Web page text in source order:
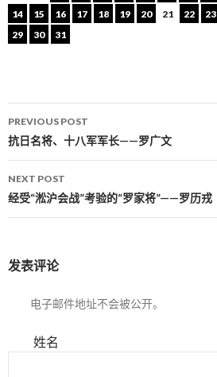
14
15 16 17 18 19 20 21 22 23
29
30 31
Post navigation
PREVIOUS POST
抗日名将、十八军军长——罗广文
NEXT POST
经受“淞沪会战”考验的“罗家将”——罗历戎
发表评论
电子邮件地址不会被公开。
姓名